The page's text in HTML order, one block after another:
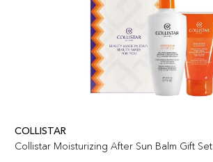
COLLISTAR
Collistar Moisturizing After Sun Balm Gift Set